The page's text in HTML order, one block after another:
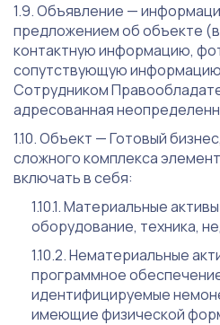
Объявление —
предложением об объекте
контактную информацию,
сопутствующую
Сотрудником
адресованная
Объект — Готовый
сложного комплекса
включать в себя:
Материальные
оборудование, техника,
Нематериальные
программное
идентифицируемые
имеющие физической